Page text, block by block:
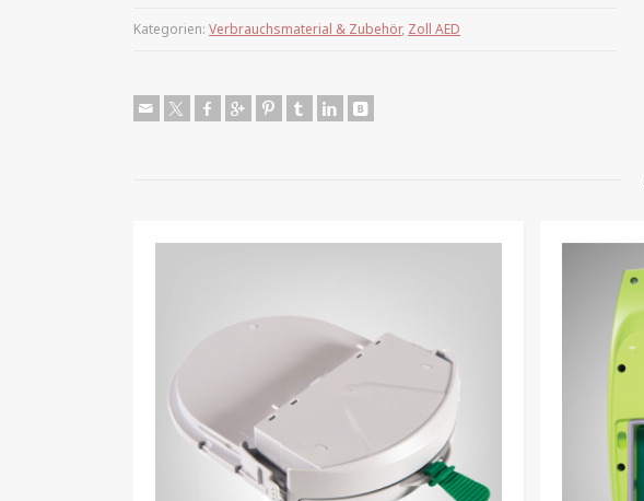
Kategorien: Verbrauchsmaterial & Zubehör, Zoll AED